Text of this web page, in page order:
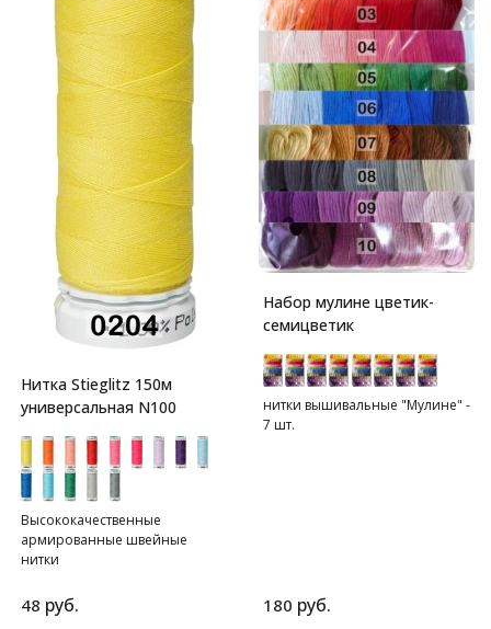
Нитка Stieglitz 150м
универсальная N100
Высококачественные
армированные швейные
нитки
48 руб.
Набор мулине цветик-
семицветик
нитки вышивальные "Мулине" -
7 шт.
180 руб.